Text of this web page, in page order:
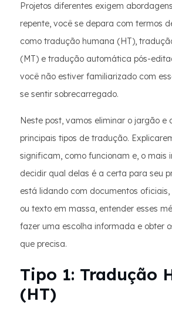
Projetos diferentes exigem
repente, você se depara com termos
como tradução humana (HT),
(MT) e tradução automática pós-
você não estiver familiarizado com
se sentir sobrecarregado.
Neste post, vamos eliminar o jargão e
principais tipos de tradução.
significam, como funcionam e, o mais
decidir qual delas é a certa para seu
está lidando com documentos
ou texto em massa, entender esses
fazer uma escolha informada e obter
que precisa.
Tipo 1: Tradução
(HT)